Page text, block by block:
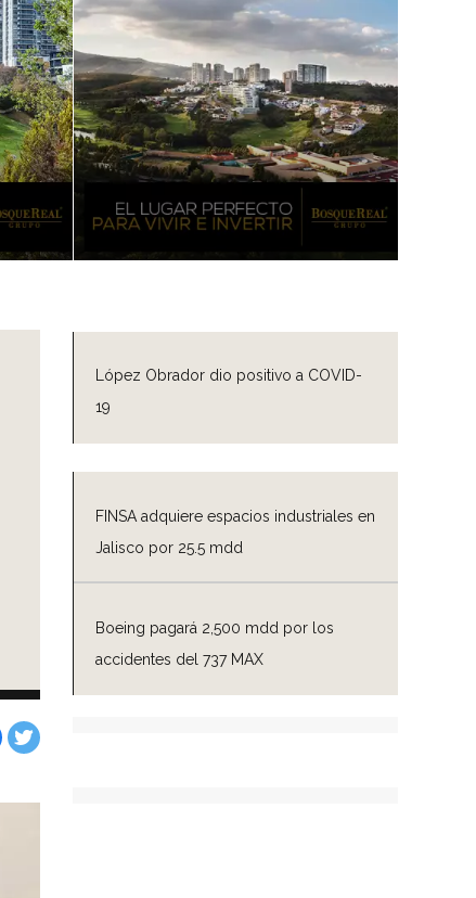
López Obrador dio positivo a COVID-
19
FINSA adquiere espacios industriales en
Jalisco por 25.5 mdd
Boeing pagará 2,500 mdd por los
accidentes del 737 MAX